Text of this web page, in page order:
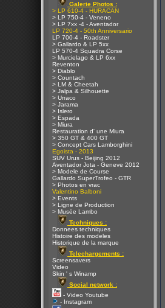
Galerie Photos :
> LP 610-4 - HURACAN
> LP 750-4 - Veneno
> LP 7xx -4 - Aventador
LP 720-4 - 50th Anniversario
LP 700-4 - Roadster
> Gallardo & LP 5xx
LP 570-4 Squadra Corse
> Murcielago & LP 6xx
Reventon
> Diablo
> Countach
> LM & Cheetah
> Jalpa & Silhouette
> Urraco
> Jarama
> Islero
> Espada
> Miura
Restauration d' une Miura
> 350 GT & 400 GT
> Concept Cars Lamborghini
Egoista - 2013
SUV Urus - Beijing 2012
Aventador Jota - Geneve 2012
> Modele de Course
Gallardo SuperTrofeo - GTR
> Photos en vrac
Valentino Balboni
> Events
> Ligne de Production
> Musée Lambo
Techniques :
Donnees techniques
Histoire des modeles
Historique de la marque
Telechargements :
Screensavers
Video
Skin ' s Winamp
Social network :
- Video Youtube
- Instagram